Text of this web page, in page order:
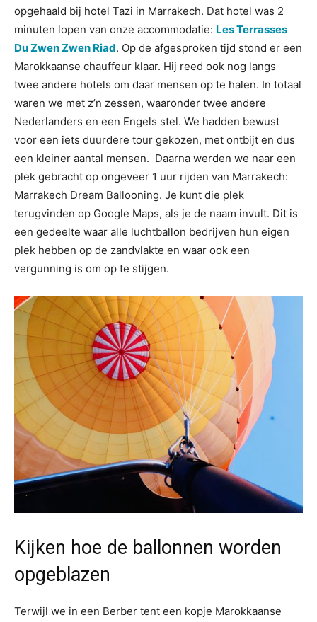
opgehaald bij hotel Tazi in Marrakech. Dat hotel was 2
minuten lopen van onze accommodatie: Les Terrasses
Du Zwen Zwen Riad. Op de afgesproken tijd stond er een
Marokkaanse chauffeur klaar. Hij reed ook nog langs
twee andere hotels om daar mensen op te halen. In totaal
waren we met z’n zessen, waaronder twee andere
Nederlanders en een Engels stel. We hadden bewust
voor een iets duurdere tour gekozen, met ontbijt en dus
een kleiner aantal mensen. Daarna werden we naar een
plek gebracht op ongeveer 1 uur rijden van Marrakech:
Marrakech Dream Ballooning. Je kunt die plek
terugvinden op Google Maps, als je de naam invult. Dit is
een gedeelte waar alle luchtballon bedrijven hun eigen
plek hebben op de zandvlakte en waar ook een
vergunning is om op te stijgen.
Kijken hoe de ballonnen worden
opgeblazen
Terwijl we in een Berber tent een kopje Marokkaanse